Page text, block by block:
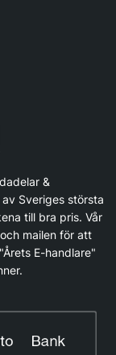
&
Sveriges största
till bra pris. Vår
mailen för att
E-handlare"